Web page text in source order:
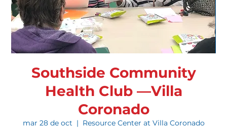
Southside Community
Health Club —Villa
Coronado
mar 28 de oct
  |
Resource Center at Villa Coronado